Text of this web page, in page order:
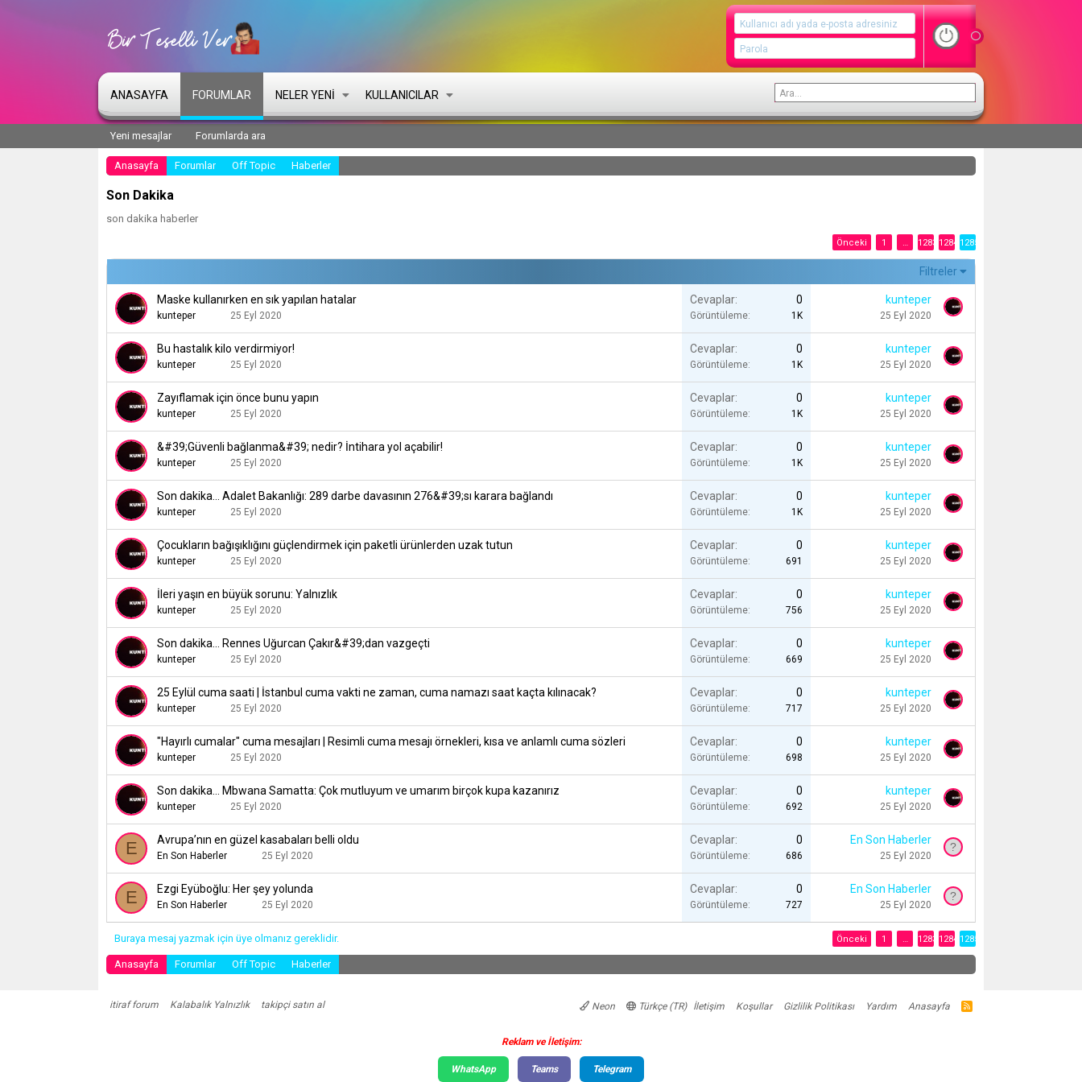
ANASAYFA FORUMLAR NELER YENI KULLANICILAR
Yeni mesajlar Forumlarda ara
Anasayfa Forumlar Off Topic Haberler
Son Dakika
son dakika haberler
Önceki 1 … 1283 1284 1285
Filtreler
Maske kullanırken en sık yapılan hatalar
kunteper 25 Eyl 2020
Cevaplar 0
Görüntüleme 1K
kunteper
25 Eyl 2020
Bu hastalık kilo verdirmiyor!
kunteper 25 Eyl 2020
Cevaplar 0
Görüntüleme 1K
kunteper
25 Eyl 2020
Zayıflamak için önce bunu yapın
kunteper 25 Eyl 2020
Cevaplar 0
Görüntüleme 1K
kunteper
25 Eyl 2020
&#39;Güvenli bağlanma&#39; nedir? İntihara yol açabilir!
kunteper 25 Eyl 2020
Cevaplar 0
Görüntüleme 1K
kunteper
25 Eyl 2020
Son dakika... Adalet Bakanlığı: 289 darbe davasının 276&#39;sı karara bağlandı
kunteper 25 Eyl 2020
Cevaplar 0
Görüntüleme 1K
kunteper
25 Eyl 2020
Çocukların bağışıklığını güçlendirmek için paketli ürünlerden uzak tutun
kunteper 25 Eyl 2020
Cevaplar 0
Görüntüleme 691
kunteper
25 Eyl 2020
İleri yaşın en büyük sorunu: Yalnızlık
kunteper 25 Eyl 2020
Cevaplar 0
Görüntüleme 756
kunteper
25 Eyl 2020
Son dakika... Rennes Uğurcan Çakır&#39;dan vazgeçti
kunteper 25 Eyl 2020
Cevaplar 0
Görüntüleme 669
kunteper
25 Eyl 2020
25 Eylül cuma saati | İstanbul cuma vakti ne zaman, cuma namazı saat kaçta kılınacak?
kunteper 25 Eyl 2020
Cevaplar 0
Görüntüleme 717
kunteper
25 Eyl 2020
"Hayırlı cumalar" cuma mesajları | Resimli cuma mesajı örnekleri, kısa ve anlamlı cuma sözleri
kunteper 25 Eyl 2020
Cevaplar 0
Görüntüleme 698
kunteper
25 Eyl 2020
Son dakika... Mbwana Samatta: Çok mutluyum ve umarım birçok kupa kazanırız
kunteper 25 Eyl 2020
Cevaplar 0
Görüntüleme 692
kunteper
25 Eyl 2020
E Avrupa’nın en güzel kasabaları belli oldu
En Son Haberler 25 Eyl 2020
Cevaplar 0
Görüntüleme 686
En Son Haberler
25 Eyl 2020
E Ezgi Eyüboğlu: Her şey yolunda
En Son Haberler 25 Eyl 2020
Cevaplar 0
Görüntüleme 727
En Son Haberler
25 Eyl 2020
Önceki 1 … 1283 1284 1285
Buraya mesaj yazmak için üye olmanız gereklidir.
Anasayfa Forumlar Off Topic Haberler
Neon Türkçe (TR) İletişim Koşullar Gizlilik Politikası Yardım Anasayfa
R
itiraf forum Kalabalık Yalnızlık takipçi satın al
Reklam ve İletişim:
WhatsApp Teams Telegram